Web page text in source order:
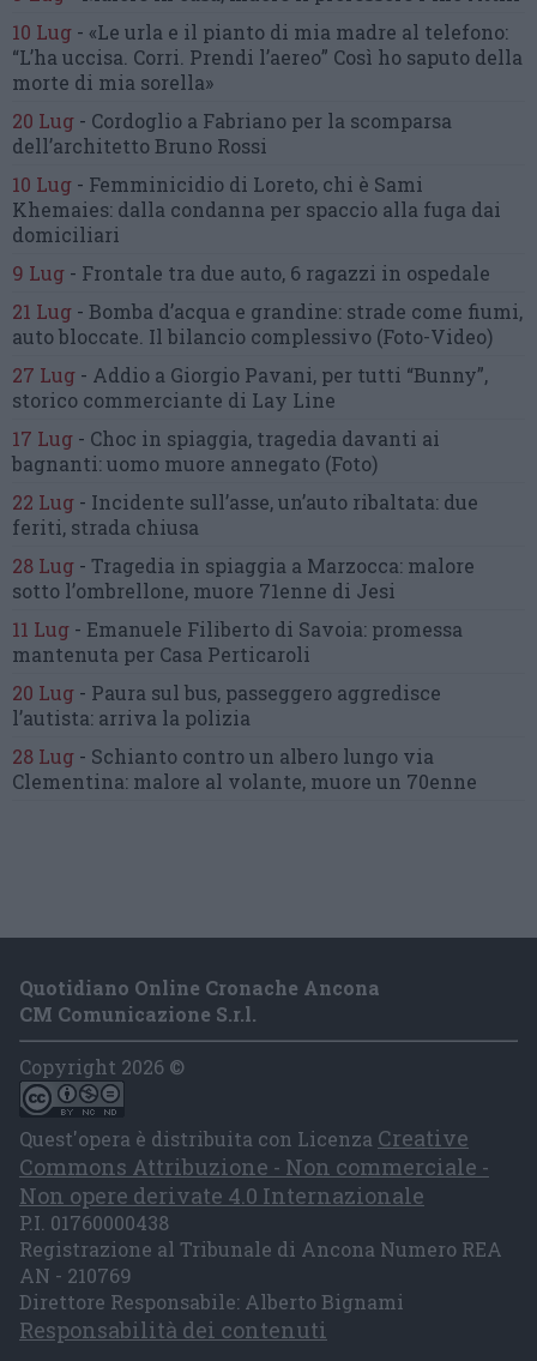
10 Lug - «Le urla e il pianto di mia madre al telefono:
“L’ha uccisa. Corri. Prendi l’aereo” Così ho saputo della
morte di mia sorella»
20 Lug - Cordoglio a Fabriano per la scomparsa
dell’architetto Bruno Rossi
10 Lug - Femminicidio di Loreto, chi è Sami
Khemaies: dalla condanna per spaccio alla fuga dai
domiciliari
9 Lug - Frontale tra due auto, 6 ragazzi in ospedale
21 Lug - Bomba d’acqua e grandine: strade come fiumi,
auto bloccate. Il bilancio complessivo (Foto-Video)
27 Lug - Addio a Giorgio Pavani, per tutti “Bunny”,
storico commerciante di Lay Line
17 Lug - Choc in spiaggia, tragedia davanti ai
bagnanti:uomo muore annegato (Foto)
22 Lug - Incidente sull’asse, un’auto ribaltata: due
feriti, strada chiusa
28 Lug - Tragedia in spiaggia a Marzocca: malore
sotto l’ombrellone, muore 71enne di Jesi
11 Lug - Emanuele Filiberto di Savoia: promessa
mantenuta per Casa Perticaroli
20 Lug - Paura sul bus, passeggero aggredisce
l’autista: arriva la polizia
28 Lug - Schianto contro un albero lungo via
Clementina: malore al volante, muore un 70enne
Quotidiano Online Cronache Ancona
CM Comunicazione S.r.l.
Copyright 2026 ©
Quest'opera è distribuita con Licenza Creative
Commons Attribuzione - Non commerciale -
Non opere derivate 4.0 Internazionale
P.I. 01760000438
Registrazione al Tribunale di Ancona Numero REA
AN - 210769
Direttore Responsabile: Alberto Bignami
Responsabilità dei contenuti